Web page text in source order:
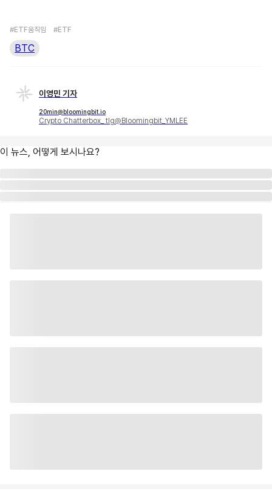
#ETF움직임 #ETF
BTC
이영민 기자
20min@bloomingbit.io
Crypto Chatterbox_ tlg@Bloomingbit_YMLEE
이 뉴스, 어떻게 보시나요?